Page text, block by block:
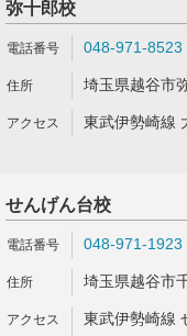
弥十郎校
048-971-8523
埼玉県越谷市
東武伊勢崎線
せんげん台校
048-971-1923
埼玉県越谷市
東武伊勢崎線